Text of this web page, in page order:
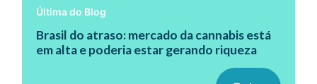
Última do Blog
Brasil do atraso: mercado da cannabis está
em alta e poderia estar gerando riqueza